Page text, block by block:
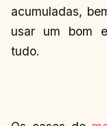
acumuladas,
usar um bom
tudo.